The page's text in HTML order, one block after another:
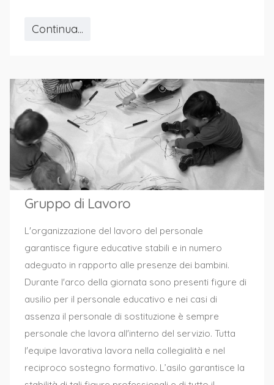
Continua...
Gruppo di Lavoro
L'organizzazione del lavoro del personale
garantisce figure educative stabili e in numero
adeguato in rapporto alle presenze dei bambini.
Durante l'arco della giornata sono presenti figure di
ausilio per il personale educativo e nei casi di
assenza il personale di sostituzione è sempre
personale che lavora all'interno del servizio. Tutta
l'equipe lavorativa lavora nella collegialità e nel
reciproco sostegno formativo. L’asilo garantisce la